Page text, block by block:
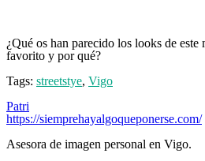
¿Qué os han parecido los looks de este
favorito y por qué?
Tags: streetstye, Vigo
Patri
https://siemprehayalgoqueponerse.com/
Asesora de imagen personal en Vigo.